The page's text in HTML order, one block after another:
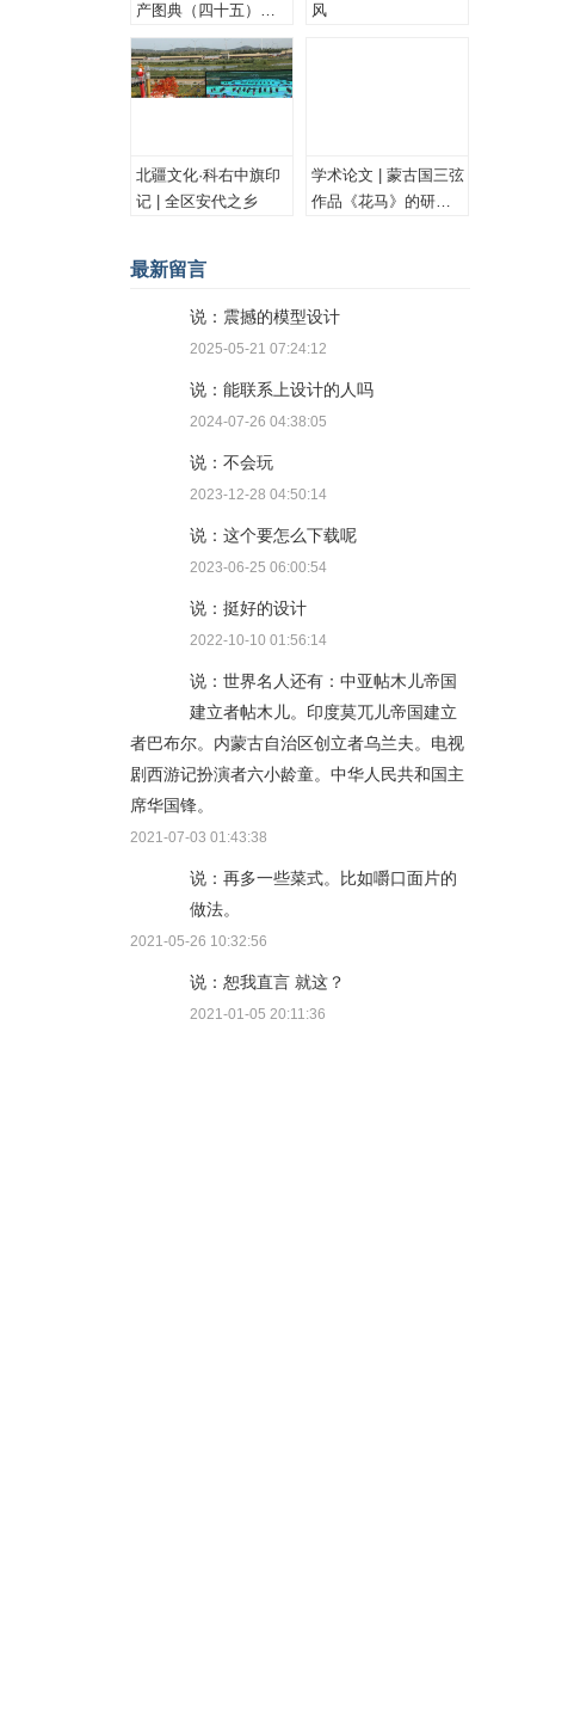
产图典（四十五）蒙
古族安代舞
风
北疆文化·科右中旗印
记 | 全区安代之乡
学术论文 | 蒙古国三弦
作品《花马》的研究
最新留言
说：震撼的模型设计
2025-05-21 07:24:12
说：能联系上设计的人吗
2024-07-26 04:38:05
说：不会玩
2023-12-28 04:50:14
说：这个要怎么下载呢
2023-06-25 06:00:54
说：挺好的设计
2022-10-10 01:56:14
说：世界名人还有：中亚帖木儿帝国
建立者帖木儿。印度莫兀儿帝国建立
者巴布尔。内蒙古自治区创立者乌兰夫。电视
剧西游记扮演者六小龄童。中华人民共和国主
席华国锋。
2021-07-03 01:43:38
说：再多一些菜式。比如嚼口面片的
做法。
2021-05-26 10:32:56
说：恕我直言 就这？
2021-01-05 20:11:36